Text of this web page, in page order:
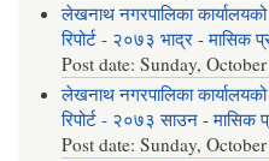
लेखनाथ नगरपालिका
रिपोर्ट - २०७३ भाद्र-मासिक
Post date:Sunday,
लेखनाथ नगरपालिका
रिपोर्ट - २०७३ साउन-मासिक
Post date:Sunday,